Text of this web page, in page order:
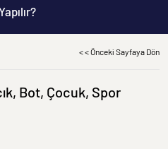
< < Önceki Sayfaya Dön
Bot, Çocuk, Spor